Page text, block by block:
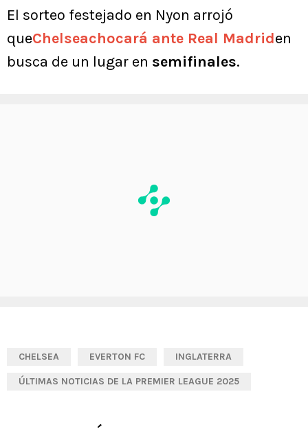
El sorteo festejado en Nyon arrojó
queChelseachocará ante Real Madriden
busca de un lugar en semifinales.
CHELSEA EVERTON FC INGLATERRA
ÚLTIMAS NOTICIAS DE LA PREMIER LEAGUE 2025